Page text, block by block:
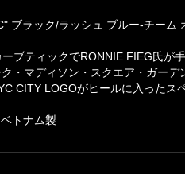
ブラック/ラッシュ ブルー-チーム
ブティックでRONNIE FIEG氏が
・マディソン・スクエア・ガー
CITY LOGOがヒールに入ったス
トナム製